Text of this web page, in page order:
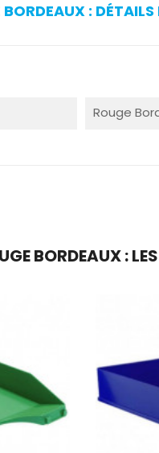
:
Rouge
BORDEAUX :